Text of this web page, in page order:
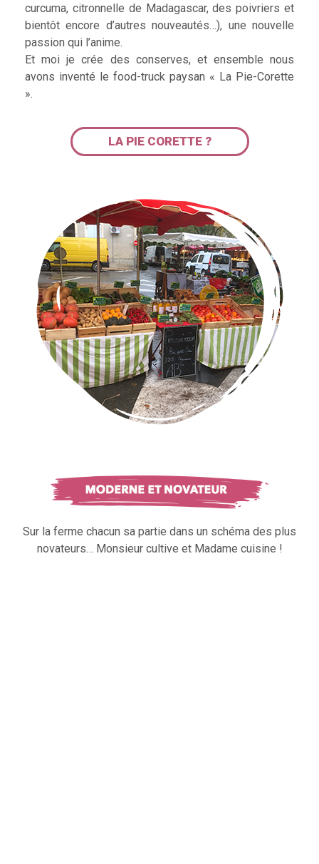
curcuma, citronnelle de Madagascar, des poivriers et
bientôt encore d’autres nouveautés…), une nouvelle
passion qui l’anime.
Et moi je crée des conserves, et ensemble nous
avons inventé le food-truck paysan « La Pie-Corette
».
LA PIE CORETTE ?
Sur la ferme chacun sa partie dans un schéma des plus
novateurs… Monsieur cultive et Madame cuisine !